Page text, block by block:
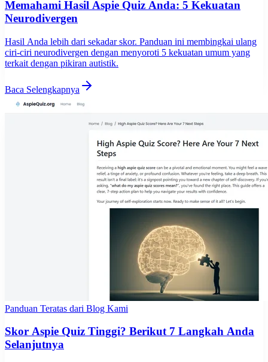
Memahami Hasil Aspie Quiz Anda: 5 Kekuatan
Neurodivergen
Hasil Anda lebih dari sekadar skor. Panduan ini membingkai ulang
ciri-ciri neurodivergen dengan menyoroti 5 kekuatan umum yang
terkait dengan pikiran autistik.
Baca Selengkapnya
Panduan Teratas dari Blog Kami
Skor Aspie Quiz Tinggi? Berikut 7 Langkah Anda
Selanjutnya